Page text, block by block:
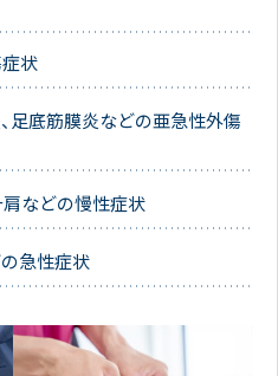
状
足底筋膜炎などの亜急性外傷
肩などの慢性症状
急性症状